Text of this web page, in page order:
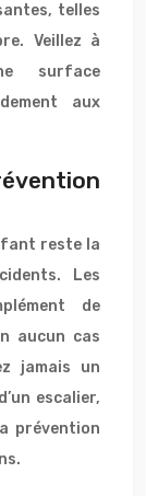
telles
Veillez à
surface
aux
reste la
Les
de
aucun cas
jamais un
escalier,
prévention